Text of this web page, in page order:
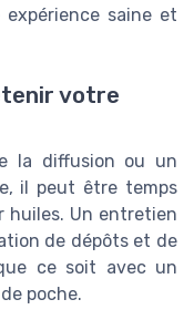
saine et
votre
la diffusion ou un
il peut être temps
huiles. Un entretien
de dépôts et de
ce soit avec un
poche.